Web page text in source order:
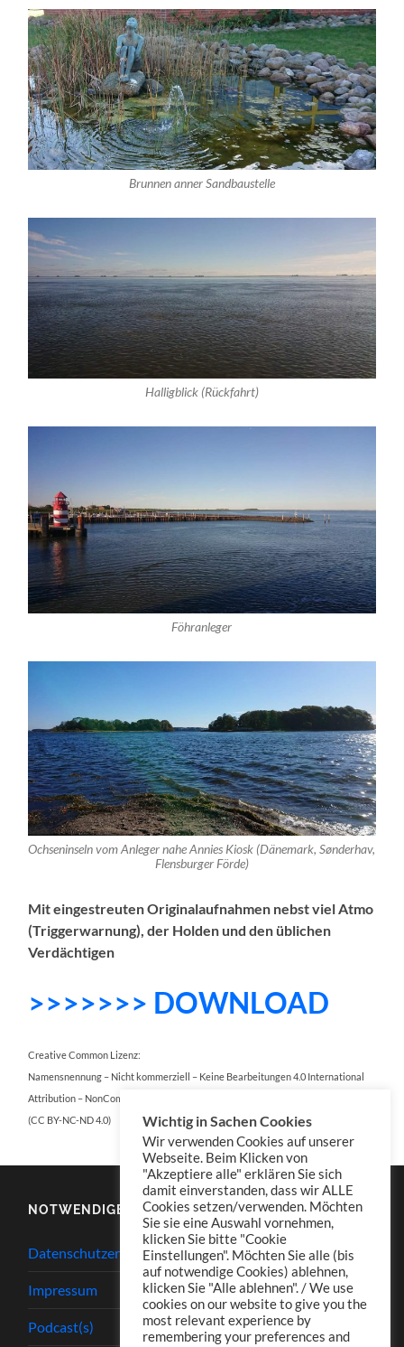
Brunnen anner Sandbaustelle
Halligblick (Rückfahrt)
Föhranleger
Ochseninseln vom Anleger nahe Annies Kiosk (Dänemark, Sønderhav,
Flensburger Förde)
Mit eingestreuten Originalaufnahmen nebst viel Atmo
(Triggerwarnung), der Holden und den üblichen
Verdächtigen
>>>>>>> DOWNLOAD
Creative Common Lizenz:
Namensnennung – Nicht kommerziell – Keine Bearbeitungen 4.0 International
Attribution – NonCommercial – NoDerivatives 4.0 International
(CC BY-NC-ND 4.0)
NOTWENDIGES
Datenschutzerklärung
Impressum
Podcast(s)
Wichtig in Sachen Cookies
Wir verwenden Cookies auf unserer
Webseite. Beim Klicken von
"Akzeptiere alle" erklären Sie sich
damit einverstanden, dass wir ALLE
Cookies setzen/verwenden. Möchten
Sie sie eine Auswahl vornehmen,
klicken Sie bitte "Cookie
Einstellungen". Möchten Sie alle (bis
auf notwendige Cookies) ablehnen,
klicken Sie "Alle ablehnen". / We use
cookies on our website to give you the
most relevant experience by
remembering your preferences and